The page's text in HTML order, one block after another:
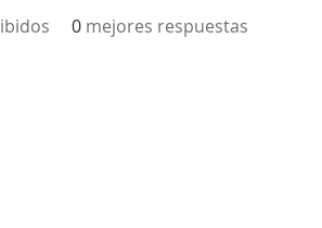
0 mejores respuestas